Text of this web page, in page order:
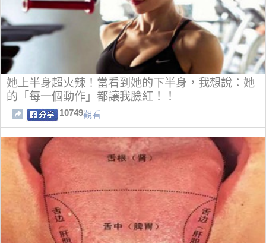
她上半身超火辣！當看到她的下半身，我想說：她
的「每一個動作」都讓我臉紅！！
10749觀看